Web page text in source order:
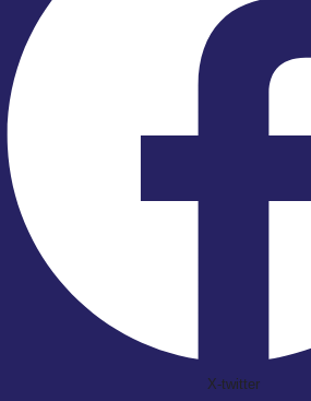
X-twitter